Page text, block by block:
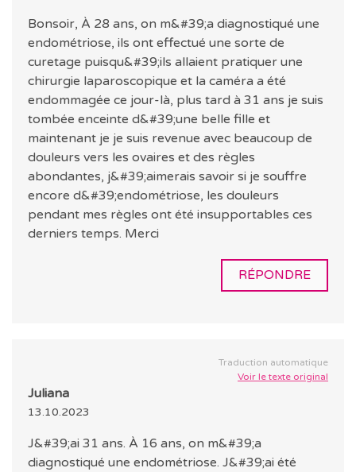
Bonsoir, À 28 ans, on m&#39;a diagnostiqué une
endométriose, ils ont effectué une sorte de
curetage puisqu&#39;ils allaient pratiquer une
chirurgie laparoscopique et la caméra a été
endommagée ce jour-là, plus tard à 31 ans je suis
tombée enceinte d&#39;une belle fille et
maintenant je je suis revenue avec beaucoup de
douleurs vers les ovaires et des règles
abondantes, j&#39;aimerais savoir si je souffre
encore d&#39;endométriose, les douleurs
pendant mes règles ont été insupportables ces
derniers temps. Merci
RÉPONDRE
Traduction automatique
Voir le texte original
Juliana
13.10.2023
J&#39;ai 31 ans. À 16 ans, on m&#39;a
diagnostiqué une endométriose. J&#39;ai été